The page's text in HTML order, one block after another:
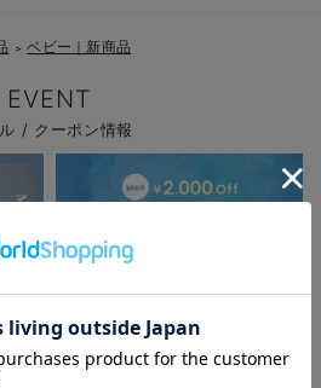
り商品を確認する
＞ ベビー｜新商品
EVENT
/ クーポン情報